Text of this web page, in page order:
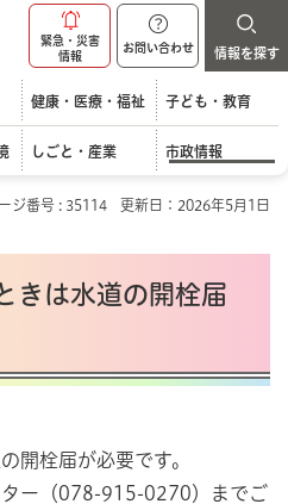
緊急・災害
情報
お問い合わせ 情報を探す
健康・医療・福祉 子ども・教育
しごと・産業 市政情報
ジ番号 : 35114 更新日：2026年5月1日
きは水道の開栓届
開栓届が必要です。
ター（078-915-0270）までご